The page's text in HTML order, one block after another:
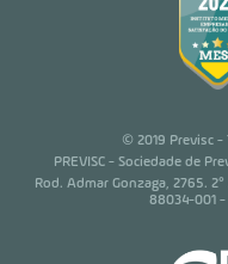
© 2019 Previsc
PREVISC - Sociedade de
Rod. Admar Gonzaga, 2765.
88034-001 -